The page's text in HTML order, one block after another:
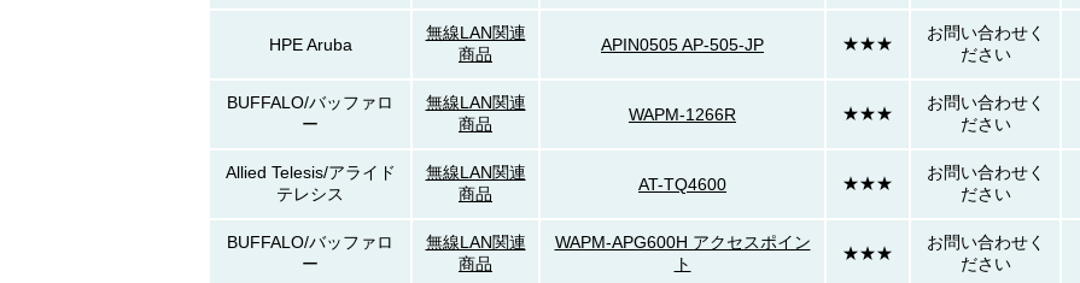
HPE Aruba
無線LAN関連
商品
APIN0505 AP-505-JP ★★★
お問い合わせく
ださい
BUFFALO/バッファロ
ー
無線LAN関連
商品
WAPM-1266R ★★★
お問い合わせく
ださい
Allied Telesis/アライド
テレシス
無線LAN関連
商品
AT-TQ4600 ★★★
お問い合わせく
ださい
BUFFALO/バッファロ
ー
無線LAN関連
商品
WAPM-APG600H アクセスポイン
ト
★★★
お問い合わせく
ださい